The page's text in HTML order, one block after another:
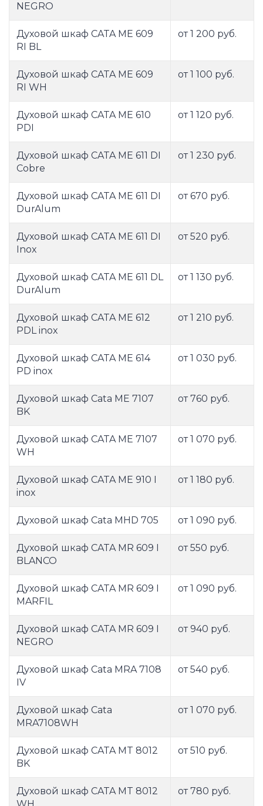
NEGRO
Духовой шкаф CATA ME 609
RI BL
от 1 200 руб.
Духовой шкаф CATA ME 609
RI WH
от 1 100 руб.
Духовой шкаф CATA ME 610
PDI
от 1 120 руб.
Духовой шкаф CATA ME 611 DI
Cobre
от 1 230 руб.
Духовой шкаф CATA ME 611 DI
DurAlum
от 670 руб.
Духовой шкаф CATA ME 611 DI
Inox
от 520 руб.
Духовой шкаф CATA ME 611 DL
DurAlum
от 1 130 руб.
Духовой шкаф CATA ME 612
PDL inox
от 1 210 руб.
Духовой шкаф CATA ME 614
PD inox
от 1 030 руб.
Духовой шкаф Cata ME 7107
BK
от 760 руб.
Духовой шкаф CATA ME 7107
WH
от 1 070 руб.
Духовой шкаф CATA ME 910 I
inox
от 1 180 руб.
Духовой шкаф Cata MHD 705 от 1 090 руб.
Духовой шкаф CATA MR 609 I
BLANCO
от 550 руб.
Духовой шкаф CATA MR 609 I
MARFIL
от 1 090 руб.
Духовой шкаф CATA MR 609 I
NEGRO
от 940 руб.
Духовой шкаф Cata MRA 7108
IV
от 540 руб.
Духовой шкаф Cata
MRA7108WH
от 1 070 руб.
Духовой шкаф CATA MT 8012
BK
от 510 руб.
Духовой шкаф CATA MT 8012
от 780 руб.